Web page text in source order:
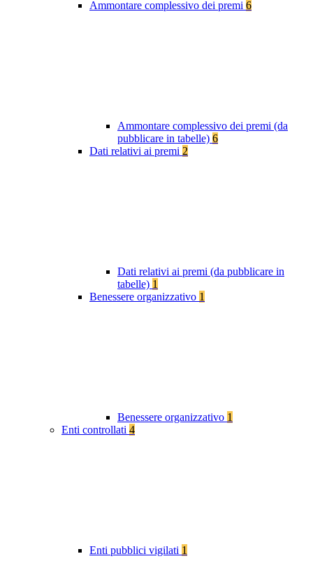
Ammontare complessivo dei premi 6
Ammontare complessivo dei premi (da
pubblicare in tabelle) 6
Dati relativi ai premi 2
Dati relativi ai premi (da pubblicare in
tabelle) 1
Benessere organizzativo 1
Benessere organizzativo 1
Enti controllati 4
Enti pubblici vigilati 1